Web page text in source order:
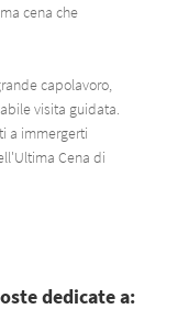
cena che
capolavoro,
visita guidata.
a immergerti
Cena di
dedicate a: